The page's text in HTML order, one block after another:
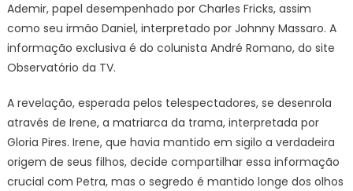
Ademir, papel desempenhado por Charles Fricks, assim
como seu irmão Daniel, interpretado por Johnny Massaro. A
informação exclusiva é do colunista André Romano, do site
Observatório da TV.
A revelação, esperada pelos telespectadores, se desenrola
através de Irene, a matriarca da trama, interpretada por
Gloria Pires. Irene, que havia mantido em sigilo a verdadeira
origem de seus filhos, decide compartilhar essa informação
crucial com Petra, mas o segredo é mantido longe dos olhos